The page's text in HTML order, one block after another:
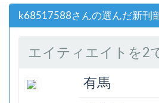
k68517588さんの選んだ新刊
エイティエイトを2
有馬